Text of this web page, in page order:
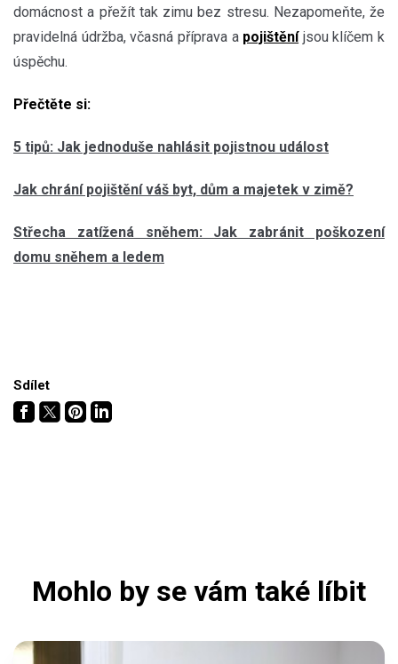
domácnost a přežít tak zimu bez stresu. Nezapomeňte, že
pravidelná údržba, včasná příprava a pojištění jsou klíčem k
úspěchu.
Přečtěte si:
5 tipů: Jak jednoduše nahlásit pojistnou událost
Jak chrání pojištění váš byt, dům a majetek v zimě?
Střecha zatížená sněhem: Jak zabránit poškození
domu sněhem a ledem
Sdílet
Mohlo by se vám také líbit